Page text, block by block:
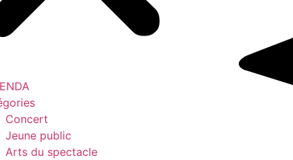
Concert
Jeune public
Arts du spectacle